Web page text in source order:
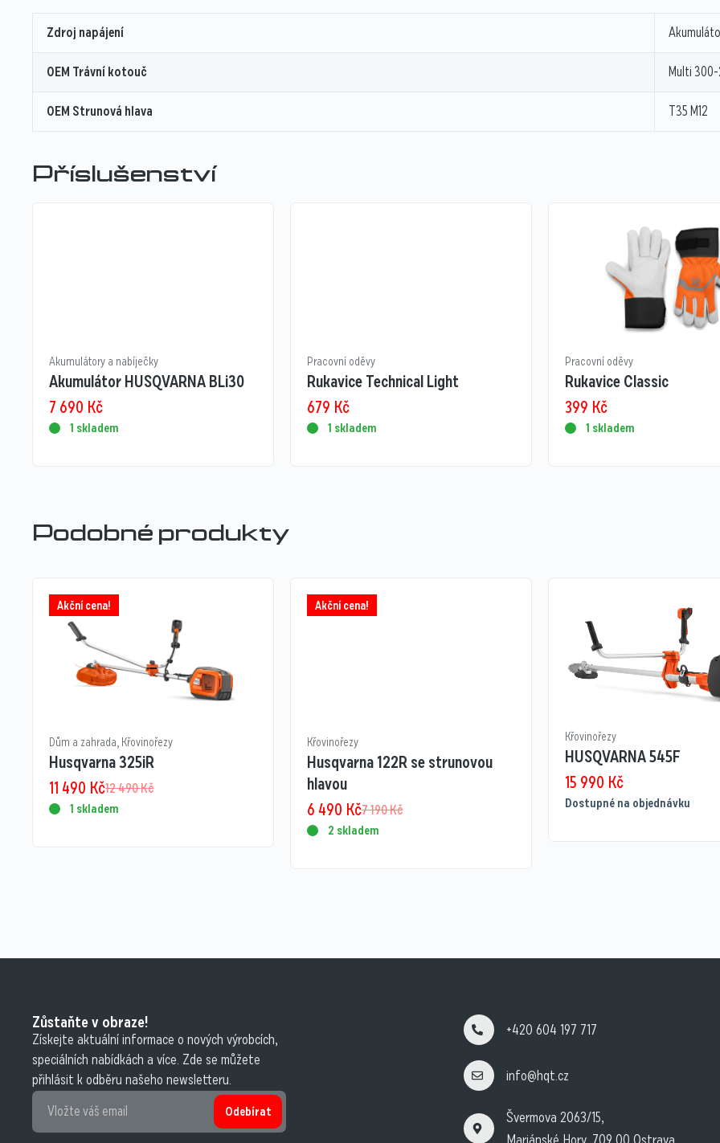
Zdroj napájení
OEM Trávní kotouč Multi
OEM Strunová hlava T35 M12
Příslušenství
Akumulátory a nabíječky
Akumulátor HUSQVARNA BLi30
7 690 Kč
1 skladem
Pracovní oděvy
Rukavice Technical Light
679 Kč
1 skladem
Pracovní oděvy
Rukavice Classic
399 Kč
1 skladem
Podobné produkty
Akční cena!
Dům a zahrada, Křovinořezy
Husqvarna 325iR​
12 490Kč
11 490 Kč
1 skladem
Akční cena!
Křovinořezy
Husqvarna 122R se strunovou
hlavou
7 190Kč
6 490 Kč
2 skladem
Křovinořezy
HUSQVARNA 545F
15 990 Kč
Dostupné na objednávku
Zůstaňte v obraze!
Získejte aktuální informace o nových výrobcích,
speciálních nabídkách a více. Zde se můžete
přihlásit k odběru našeho newsletteru.
Odebírat
+420 604 197 717
info@hqt.cz
Švermova 2063/15,